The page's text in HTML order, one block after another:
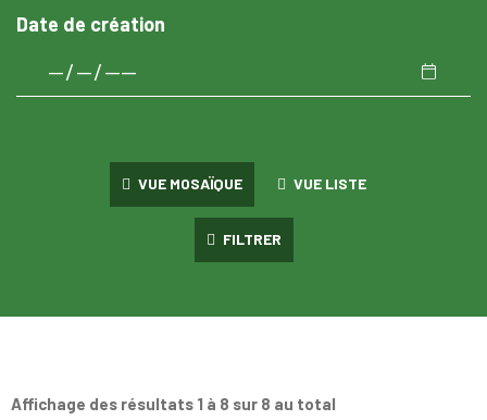
Date de création
VUE MOSAÏQUE VUE LISTE
FILTRER
Affichage des résultats 1 à 8 sur 8 au total